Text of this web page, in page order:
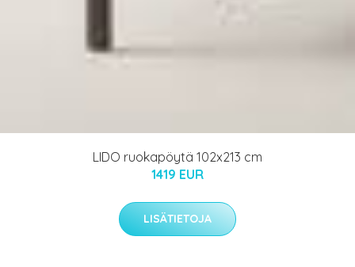
LIDO ruokapöytä 102x213 cm
1419 EUR
LISÄTIETOJA